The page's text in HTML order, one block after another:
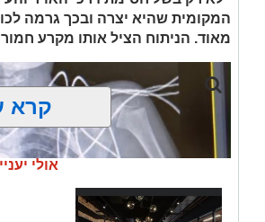
העיר ירושלים נעצרה והועברה להמשיך
מעצרם של החשודים הוארך בבית המשפט.
המקומית שהיא יצרה ובכך גרמה
מאוד. הניתוח הציל אותו מקרע
קרא
אולי